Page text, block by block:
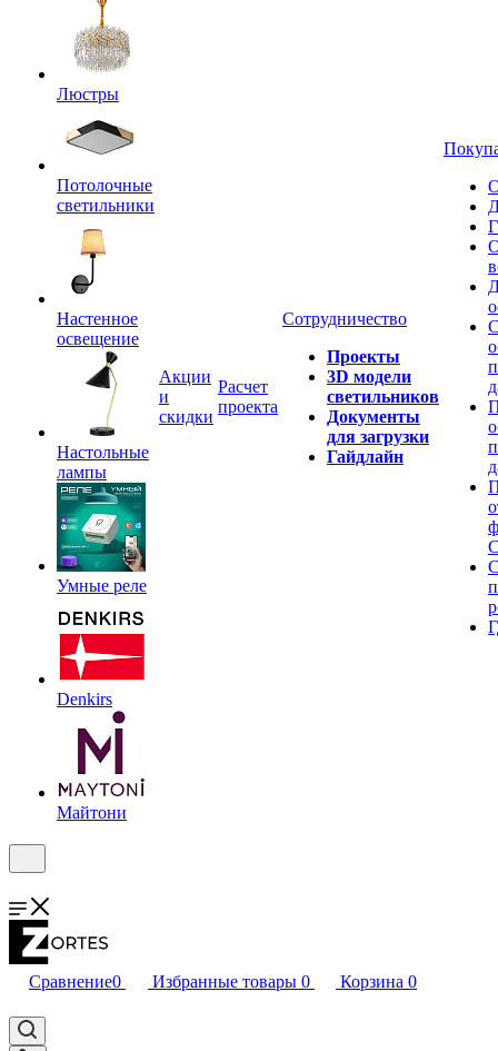
Люстры
Потолочные
светильники
Настенное
освещение
Настольные
лампы
Умные реле
Denkirs
Майтони
Акции
и
скидки
Расчет
проекта
Сотрудничество
Проекты
3D модели
светильников
Документы
для загрузки
Гайдлайн
Сравнение0 Избранные товары 0 Корзина 0